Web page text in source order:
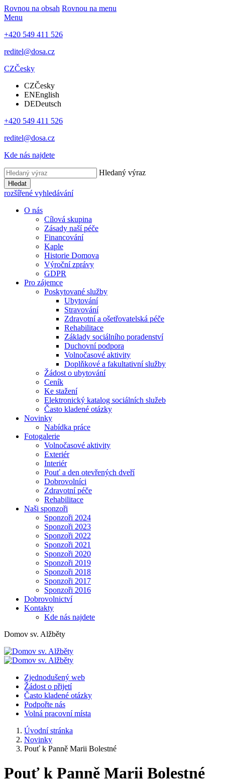
Rovnou na obsah Rovnou na menu
Menu
+420 549 411 526
reditel@dosa.cz
CZČesky
CZČesky
ENEnglish
DEDeutsch
+420 549 411 526
reditel@dosa.cz
Kde nás najdete
Hledaný výraz
Hledat
rozšířené vyhledávání
O nás
Cílová skupina
Zásady naší péče
Financování
Kaple
Historie Domova
Výroční zprávy
GDPR
Pro zájemce
Poskytované služby
Ubytování
Stravování
Zdravotní a ošetřovatelská péče
Rehabilitace
Základy sociálního poradenství
Duchovní podpora
Volnočasové aktivity
Doplňkové a fakultativní služby
Žádost o ubytování
Ceník
Ke stažení
Elektronický katalog sociálních služeb
Často kladené otázky
Novinky
Nabídka práce
Fotogalerie
Volnočasové aktivity
Exteriér
Interiér
Pouť a den otevřených dveří
Dobrovolníci
Zdravotní péče
Rehabilitace
Naši sponzoři
Sponzoři 2024
Sponzoři 2023
Sponzoři 2022
Sponzoři 2021
Sponzoři 2020
Sponzoři 2019
Sponzoři 2018
Sponzoři 2017
Sponzoři 2016
Dobrovolnictví
Kontakty
Kde nás najdete
Domov sv. Alžběty
Zjednodušený web
Žádost o přijetí
Často kladené otázky
Podpořte nás
Volná pracovní místa
Úvodní stránka
Novinky
Pouť k Panně Marii Bolestné
Pouť k Panně Marii Bolestné